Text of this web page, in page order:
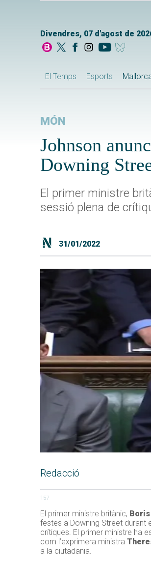
Divendres, 07 d'agost de
El Temps Esports
MÓN
Johnson
Downing
El primer ministre
sessió plena de
31/01/2022
Redacció
157
El primer ministre britànic,
festes a Downing Street durant
crítiques. El primer ministre ha
com l’exprimera ministra
a la ciutadania.